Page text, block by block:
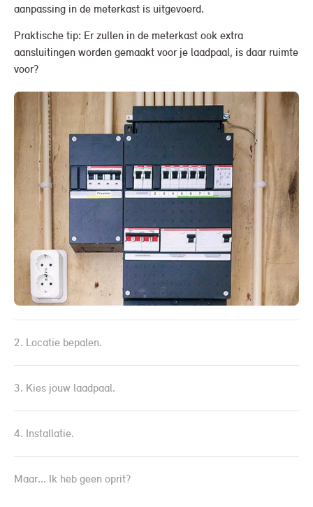
aanpassing in de meterkast is uitgevoerd.
Praktische tip: Er zullen in de meterkast ook extra
aansluitingen worden gemaakt voor je laadpaal, is daar ruimte
voor?
2. Locatie bepalen.
3. Kies jouw laadpaal.
4. Installatie.
Maar... Ik heb geen oprit?